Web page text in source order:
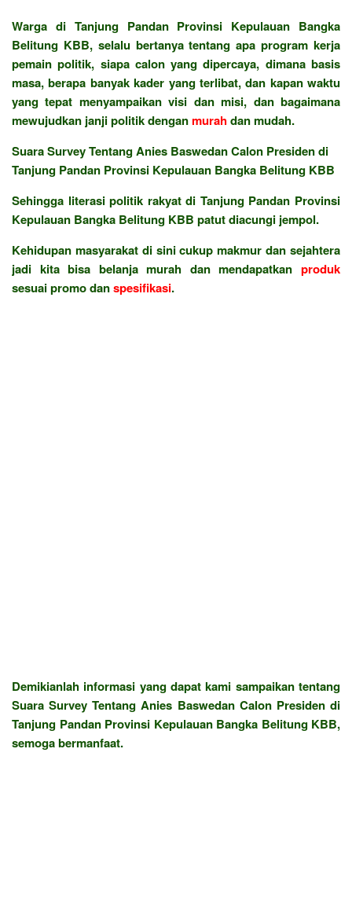
Warga di Tanjung Pandan Provinsi Kepulauan Bangka
Belitung KBB, selalu bertanya tentang apa program kerja
pemain politik, siapa calon yang dipercaya, dimana basis
masa, berapa banyak kader yang terlibat, dan kapan waktu
yang tepat menyampaikan visi dan misi, dan bagaimana
mewujudkan janji politik denganmurahdan mudah.
Suara Survey Tentang Anies Baswedan Calon Presiden di
Tanjung Pandan Provinsi Kepulauan Bangka Belitung KBB
Sehingga literasi politik rakyat di Tanjung Pandan Provinsi
Kepulauan Bangka Belitung KBB patut diacungi jempol.
Kehidupan masyarakat di sini cukup makmur dan sejahtera
jadi kita bisa belanja murah dan mendapatkan produk
sesuai promo danspesifikasi.
Demikianlah informasi yang dapat kami sampaikan tentang
Suara Survey Tentang Anies Baswedan Calon Presiden di
Tanjung Pandan Provinsi Kepulauan Bangka Belitung KBB,
semoga bermanfaat.